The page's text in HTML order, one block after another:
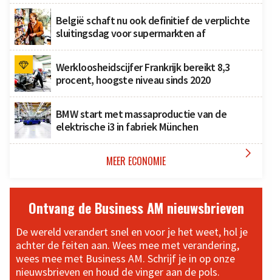
België schaft nu ook definitief de verplichte
sluitingsdag voor supermarkten af
Werkloosheidscijfer Frankrijk bereikt 8,3
procent, hoogste niveau sinds 2020
BMW start met massaproductie van de
elektrische i3 in fabriek München
MEER ECONOMIE 
Ontvang de Business AM nieuwsbrieven
De wereld verandert snel en voor je het weet, hol je
achter de feiten aan. Wees mee met verandering,
wees mee met Business AM. Schrijf je in op onze
nieuwsbrieven en houd de vinger aan de pols.